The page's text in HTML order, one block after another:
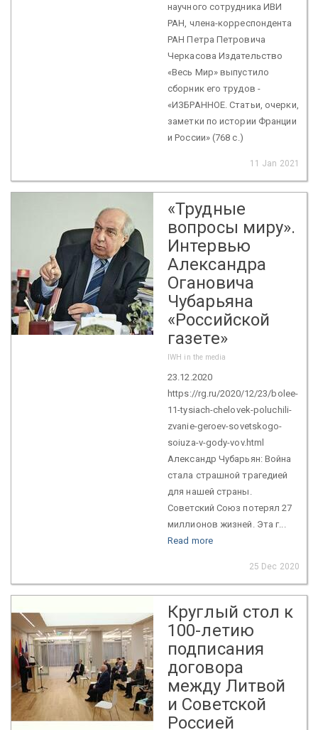
научного сотрудника ИВИ
РАН, члена-корреспондента
РАН Петра Петровича
Черкасова Издательство
«Весь Мир» выпустило
сборник его трудов -
«ИЗБРАННОЕ. Статьи, очерки,
заметки по истории Франции
и России» (768 с.)
11 Jan 2021
«Трудные
вопросы миру».
Интервью
Александра
Огановича
Чубарьяна
«Российской
газете»
IWH in the media
23.12.2020
https://rg.ru/2020/12/23/bolee-
11-tysiach-chelovek-poluchili-
zvanie-geroev-sovetskogo-
soiuza-v-gody-vov.html
Александр Чубарьян: Война
стала страшной трагедией
для нашей страны.
Советский Союз потерял 27
миллионов жизней. Эта г...
Read more
25 Dec 2020
Круглый стол к
100-летию
подписания
договора
между Литвой
и Советской
Россией